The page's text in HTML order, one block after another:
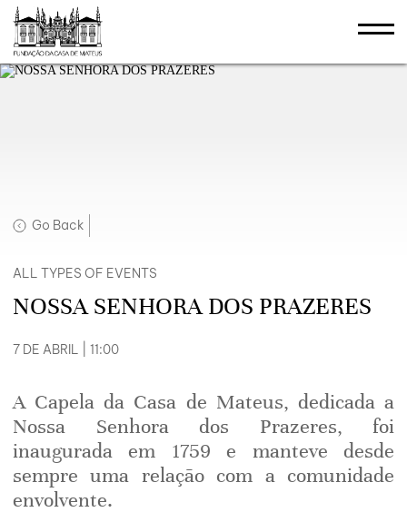
Go Back
ALL TYPES OF EVENTS
NOSSA SENHORA DOS PRAZERES
7 DE ABRIL | 11:00
A Capela da Casa de Mateus, dedicada a
Nossa Senhora dos Prazeres, foi
inaugurada em 1759 e manteve desde
sempre uma relação com a comunidade
envolvente.